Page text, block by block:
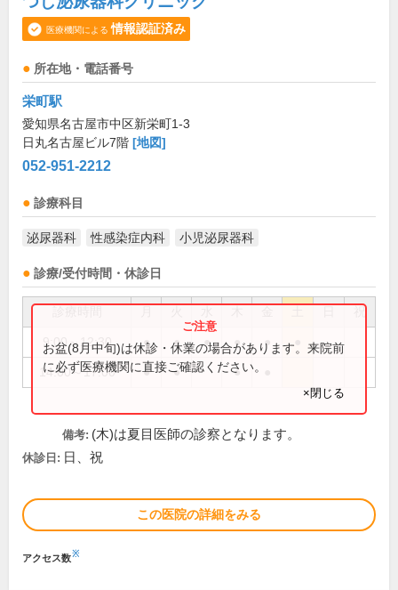
医療機関による 情報認証済み
所在地・電話番号
栄町駅
愛知県名古屋市中区新栄町1-3
日丸名古屋ビル7階 [地図]
052-951-2212
診療科目
泌尿器科 性感染症内科 小児泌尿器科
診療/受付時間・休診日
祝
9:00～12:30 ● ● ● ● ●
14:00～17:00 ● ● ●
お盆(8月中旬)は休診・休業の場合があります。来院前
に必ず医療機関に直接ご確認ください。
×閉じる
備考: (木)は夏目医師の診察となります。
休診日: 日、祝
この医院の詳細をみる
アクセス数※